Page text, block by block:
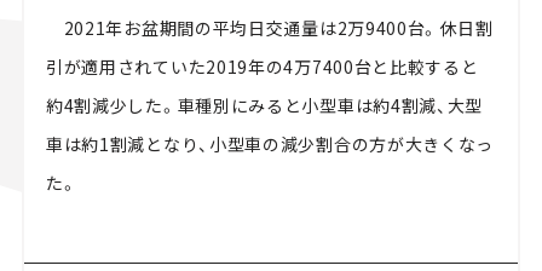
2021年お盆期間の平均日交通量は2万9400台。休日割
引が適用されていた2019年の4万7400台と比較すると
約4割減少した。車種別にみると小型車は約4割減、大型
車は約1割減となり、小型車の減少割合の方が大きくなっ
た。